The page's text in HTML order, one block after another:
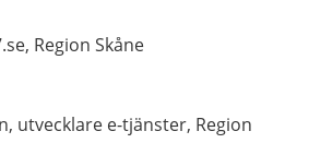
Region Skåne
utvecklare e-tjänster, Region